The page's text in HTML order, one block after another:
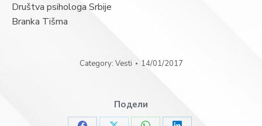
Društva psihologa Srbije
Branka Tišma
Category: Vesti 14/01/2017
Подели